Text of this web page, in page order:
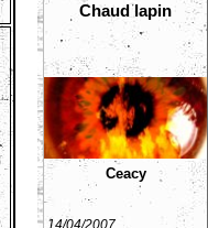
Chaud lapin
Ceacy
14/04/2007